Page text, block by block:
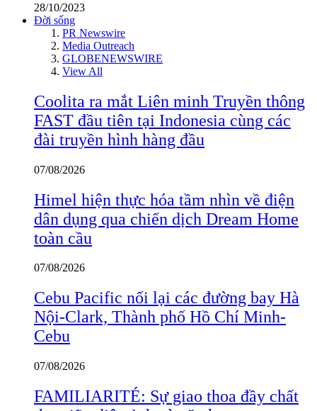
28/10/2023
Đời sống
PR Newswire
Media Outreach
GLOBENEWSWIRE
View All
Coolita ra mắt Liên minh Truyền thông
FAST đầu tiên tại Indonesia cùng các
đài truyền hình hàng đầu
07/08/2026
Himel hiện thực hóa tầm nhìn về điện
dân dụng qua chiến dịch Dream Home
toàn cầu
07/08/2026
Cebu Pacific nối lại các đường bay Hà
Nội-Clark, Thành phố Hồ Chí Minh-
Cebu
07/08/2026
FAMILIARITÉ: Sự giao thoa đầy chất